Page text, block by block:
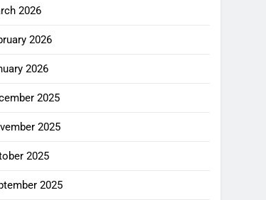
2026
2026
2026
2025
2025
2025
2025